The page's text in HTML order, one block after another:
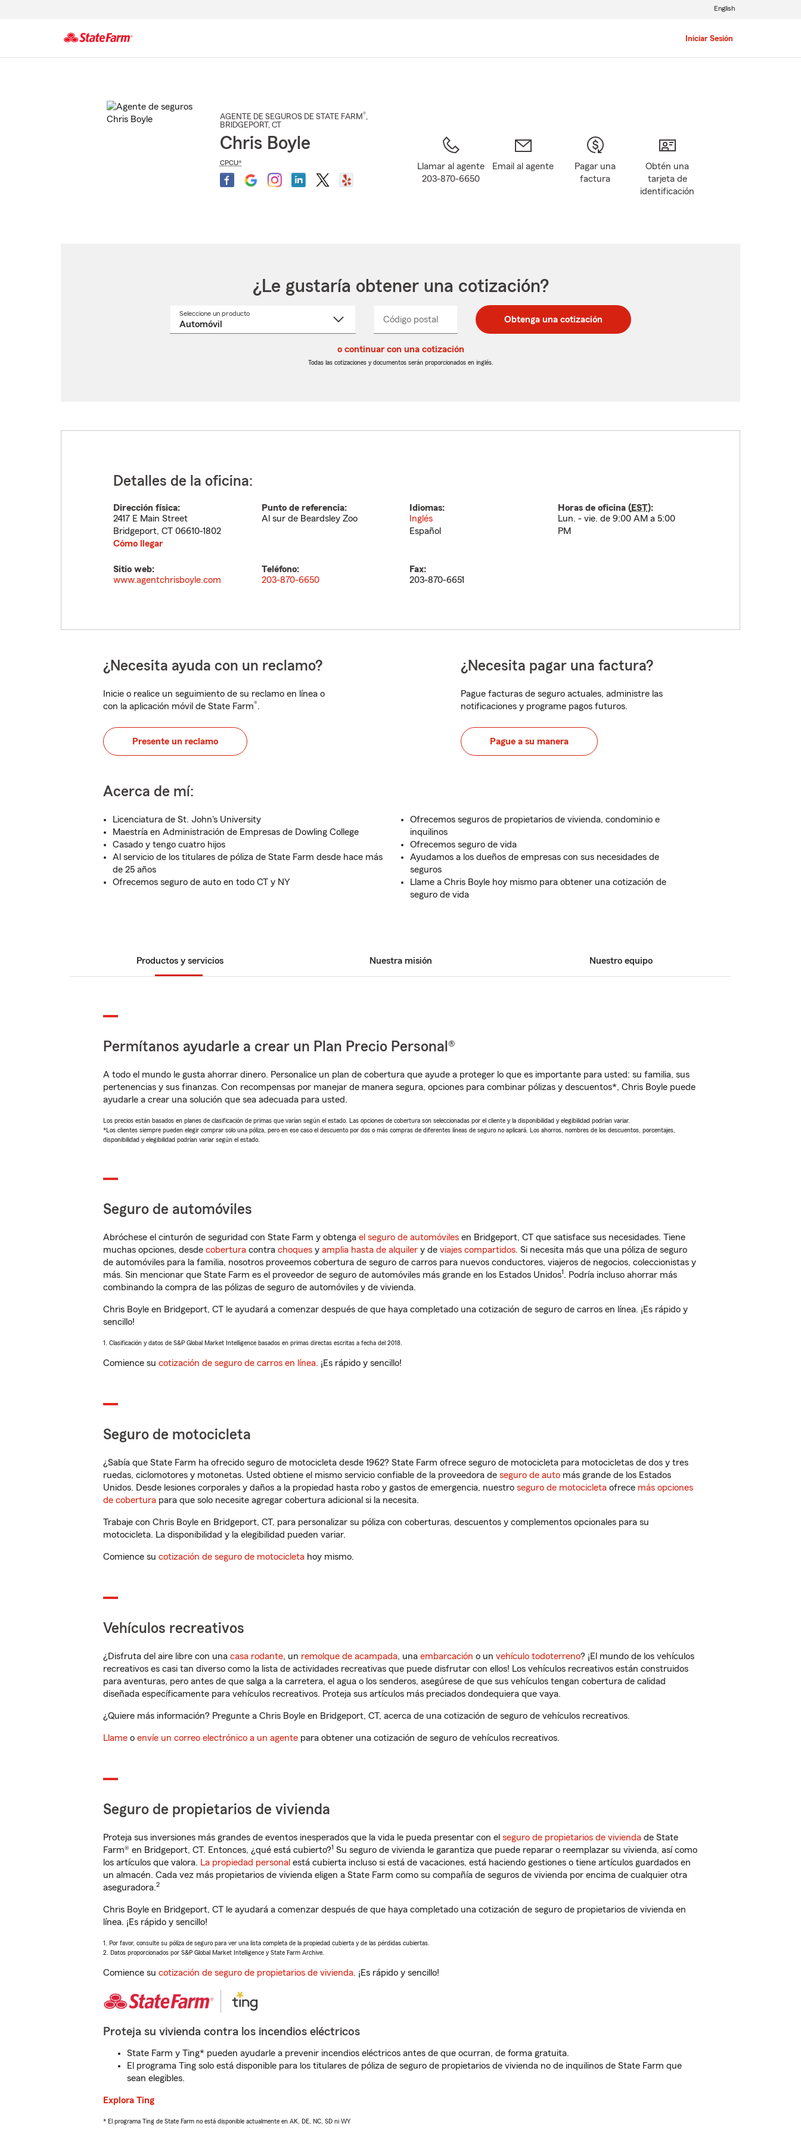
Iniciar Sesión
English
AGENTE DE SEGUROS DE STATE FARM®,
BRIDGEPORT , CT
Chris Boyle
CPCU®
Llamar al agente
203-870-6650
Email al agente
Pagar una
factura
Obtén una
tarjeta de
identificación
¿Le gustaría obtener una cotización?
Seleccione un productoSeleccione
Código postal
postal
de
postal
de
_____ Obtenga una cotización
o continuar con una cotización
Todas las cotizaciones y documentos serán proporcionados en inglés.
Detalles de la oficina:
Dirección física:
2417 E Main Street
Bridgeport, CT 06610-1802
Cómo llegar
Punto de referencia:
Al sur de Beardsley Zoo
Idiomas:
Inglés
Español
Horas de oficina (EST):
Lun. - vie. de 9:00 AM a 5:00
PM
Sitio web:
www.agentchrisboyle.com
Teléfono:
203-870-6650
Fax:
203-870-6651
¿Necesita ayuda con un reclamo?
Inicie o realice un seguimiento de su reclamo en línea o
con la aplicación móvil de State Farm®.
Presente un reclamo
¿Necesita pagar una factura?
Pague facturas de seguro actuales, administre las
notificaciones y programe pagos futuros.
Pague a su manera
Acerca de mí:
Licenciatura de St. John's University
Maestría en Administración de Empresas de Dowling College
Casado y tengo cuatro hijos
Al servicio de los titulares de póliza de State Farm desde hace más
de 25 años
Ofrecemos seguro de auto en todo CT y NY
Ofrecemos seguros de propietarios de vivienda, condominio e
inquilinos
Ofrecemos seguro de vida
Ayudamos a los dueños de empresas con sus necesidades de
seguros
Llame a Chris Boyle hoy mismo para obtener una cotización de
seguro de vida
Productos y servicios Nuestra misión Nuestro equipo
Permítanos ayudarle a crear un Plan Precio Personal®
A todo el mundo le gusta ahorrar dinero. Personalice un plan de cobertura que ayude a proteger lo que es importante para usted: su familia, sus
pertenencias y sus finanzas. Con recompensas por manejar de manera segura, opciones para combinar pólizas y descuentos*, Chris Boyle puede
ayudarle a crear una solución que sea adecuada para usted.
Los precios están basados en planes de clasificación de primas que varían según el estado. Las opciones de cobertura son seleccionadas por el cliente y la disponibilidad y elegibilidad podrían variar.
*Los clientes siempre pueden elegir comprar solo una póliza, pero en ese caso el descuento por dos o más compras de diferentes líneas de seguro no aplicará. Los ahorros, nombres de los descuentos, porcentajes,
disponibilidad y elegibilidad podrían variar según el estado.
Seguro de automóviles
Abróchese el cinturón de seguridad con State Farm y obtenga el seguro de automóviles en Bridgeport, CT que satisface sus necesidades. Tiene
muchas opciones, desde cobertura contra choques y amplia hasta de alquiler y de viajes compartidos. Si necesita más que una póliza de seguro
de automóviles para la familia, nosotros proveemos cobertura de seguro de carros para nuevos conductores, viajeros de negocios, coleccionistas y
más. Sin mencionar que State Farm es el proveedor de seguro de automóviles más grande en los Estados Unidos1. Podría incluso ahorrar más
combinando la compra de las pólizas de seguro de automóviles y de vivienda.
Chris Boyle en Bridgeport, CT le ayudará a comenzar después de que haya completado una cotización de seguro de carros en línea. ¡Es rápido y
sencillo!
1. Clasificación y datos de S&P Global Market Intelligence basados en primas directas escritas a fecha del 2018.
Comience su cotización de seguro de carros en línea. ¡Es rápido y sencillo!
Seguro de motocicleta
¿Sabía que State Farm ha ofrecido seguro de motocicleta desde 1962? State Farm ofrece seguro de motocicleta para motocicletas de dos y tres
ruedas, ciclomotores y motonetas. Usted obtiene el mismo servicio confiable de la proveedora de seguro de auto más grande de los Estados
Unidos. Desde lesiones corporales y daños a la propiedad hasta robo y gastos de emergencia, nuestro seguro de motocicleta ofrece más opciones
de cobertura para que solo necesite agregar cobertura adicional si la necesita.
Trabaje con Chris Boyle en Bridgeport, CT, para personalizar su póliza con coberturas, descuentos y complementos opcionales para su
motocicleta. La disponibilidad y la elegibilidad pueden variar.
Comience su cotización de seguro de motocicleta hoy mismo.
Vehículos recreativos
¿Disfruta del aire libre con una casa rodante, un remolque de acampada, una embarcación o un vehículo todoterreno? ¡El mundo de los vehículos
recreativos es casi tan diverso como la lista de actividades recreativas que puede disfrutar con ellos! Los vehículos recreativos están construidos
para aventuras, pero antes de que salga a la carretera, el agua o los senderos, asegúrese de que sus vehículos tengan cobertura de calidad
diseñada específicamente para vehículos recreativos. Proteja sus artículos más preciados dondequiera que vaya.
¿Quiere más información? Pregunte a Chris Boyle en Bridgeport, CT, acerca de una cotización de seguro de vehículos recreativos.
Llame o envíe un correo electrónico a un agente para obtener una cotización de seguro de vehículos recreativos.
Seguro de propietarios de vivienda
Proteja sus inversiones más grandes de eventos inesperados que la vida le pueda presentar con el seguro de propietarios de vivienda de State
Farm® en Bridgeport, CT. Entonces, ¿qué está cubierto?1 Su seguro de vivienda le garantiza que puede reparar o reemplazar su vivienda, así como
los artículos que valora. La propiedad personal está cubierta incluso si está de vacaciones, está haciendo gestiones o tiene artículos guardados en
un almacén. Cada vez más propietarios de vivienda eligen a State Farm como su compañía de seguros de vivienda por encima de cualquier otra
aseguradora.2
Chris Boyle en Bridgeport, CT le ayudará a comenzar después de que haya completado una cotización de seguro de propietarios de vivienda en
línea. ¡Es rápido y sencillo!
1. Por favor, consulte su póliza de seguro para ver una lista completa de la propiedad cubierta y de las pérdidas cubiertas.
2. Datos proporcionados por S&P Global Market Intelligence y State Farm Archive.
Comience su cotización de seguro de propietarios de vivienda. ¡Es rápido y sencillo!
Proteja su vivienda contra los incendios eléctricos
State Farm y Ting* pueden ayudarle a prevenir incendios eléctricos antes de que ocurran, de forma gratuita.
El programa Ting solo está disponible para los titulares de póliza de seguro de propietarios de vivienda no de inquilinos de State Farm que
sean elegibles.
Explora Ting
* El programa Ting de State Farm no está disponible actualmente en AK, DE, NC, SD ni WY